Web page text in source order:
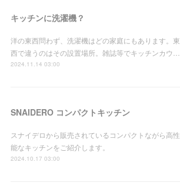
キッチンに洗濯機？
洋の東西問わず、洗濯機はどの家庭にもあります。東
西で違うのはその設置場所。雑誌等でキッチンカウ…
2024.11.14 03:00
SNAIDERO コンパクトキッチン
スナイデロから販売されているコンパクトながら高性
能なキッチンをご紹介します。
2024.10.17 03:00